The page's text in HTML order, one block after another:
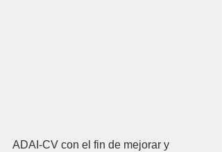
ADAI-CV con el fin de mejorar y